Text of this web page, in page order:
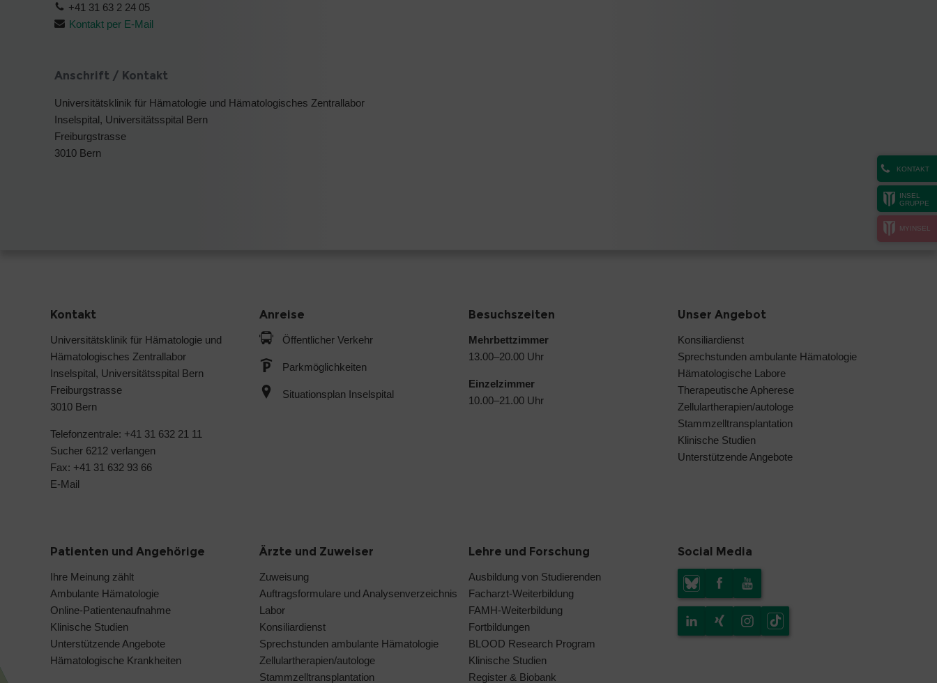
KONTAKT
INSEL
GRUPPE
MYINSEL
+41 31 63 2 24 05
Kontakt per E-Mail
Anschrift / Kontakt
Universitätsklinik für Hämatologie und Hämatologisches Zentrallabor
Inselspital, Universitätsspital Bern
Freiburgstrasse
3010 Bern
Kontakt
Universitätsklinik für Hämatologie und
Hämatologisches Zentrallabor
Inselspital, Universitätsspital Bern
Freiburgstrasse
3010 Bern
Telefonzentrale: +41 31 632 21 11
Sucher 6212 verlangen
Fax: +41 31 632 93 66
E-Mail
Anreise
Öffentlicher Verkehr
Parkmöglichkeiten
Situationsplan Inselspital
Besuchszeiten
Mehrbettzimmer
13.00–20.00 Uhr
Einzelzimmer
10.00–21.00 Uhr
Unser Angebot
Konsiliardienst
Sprechstunden ambulante Hämatologie
Hämatologische Labore
Therapeutische Apherese
Zellulartherapien/autologe
Stammzelltransplantation
Klinische Studien
Unterstützende Angebote
Patienten und Angehörige
Ihre Meinung zählt
Ambulante Hämatologie
Online-Patientenaufnahme
Klinische Studien
Unterstützende Angebote
Hämatologische Krankheiten
Ärzte und Zuweiser
Zuweisung
Auftragsformulare und Analysenverzeichnis
Labor
Konsiliardienst
Sprechstunden ambulante Hämatologie
Zellulartherapien/autologe
Stammzelltransplantation
Lehre und Forschung
Ausbildung von Studierenden
Facharzt-Weiterbildung
FAMH-Weiterbildung
Fortbildungen
BLOOD Research Program
Klinische Studien
Register & Biobank
Social Media